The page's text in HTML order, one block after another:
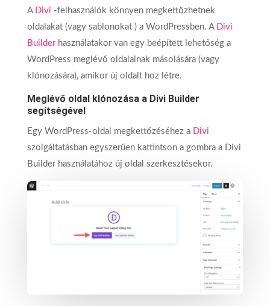
A Divi -felhasználók könnyen megkettőzhetnek
oldalakat (vagy sablonokat ) a WordPressben. A Divi
Builderhasználatakor van egy beépített lehetőség a
WordPress meglévő oldalainak másolására (vagy
klónozására), amikor új oldalt hoz létre.
Meglévő oldal klónozása a Divi Builder
segítségével
Egy WordPress-oldal megkettőzéséhez a Divi
szolgáltatásban egyszerűen kattintson a gombra a Divi
Builder használatához új oldal szerkesztésekor.